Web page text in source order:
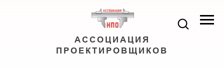
АССОЦИАЦИЯ
ПРОЕКТИРОВЩИКОВ